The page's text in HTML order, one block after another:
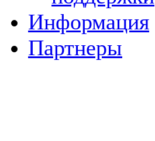
Информация
Партнеры